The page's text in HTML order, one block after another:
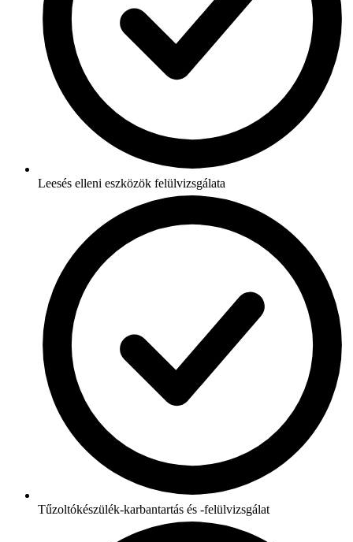
Leesés elleni eszközök felülvizsgálata
Tűzoltókészülék-karbantartás és -felülvizsgálat